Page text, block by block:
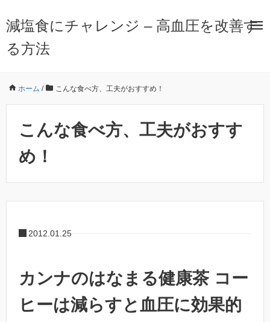
減塩食にチャレンジ – 高血圧を改善す
る方法
ホーム / こんな食べ方、工夫がおすすめ！
こんな食べ方、工夫がおすす
め！
2012.01.25
カンナのはなまる健康茶 コー
ヒーは減らすと血圧に効果的